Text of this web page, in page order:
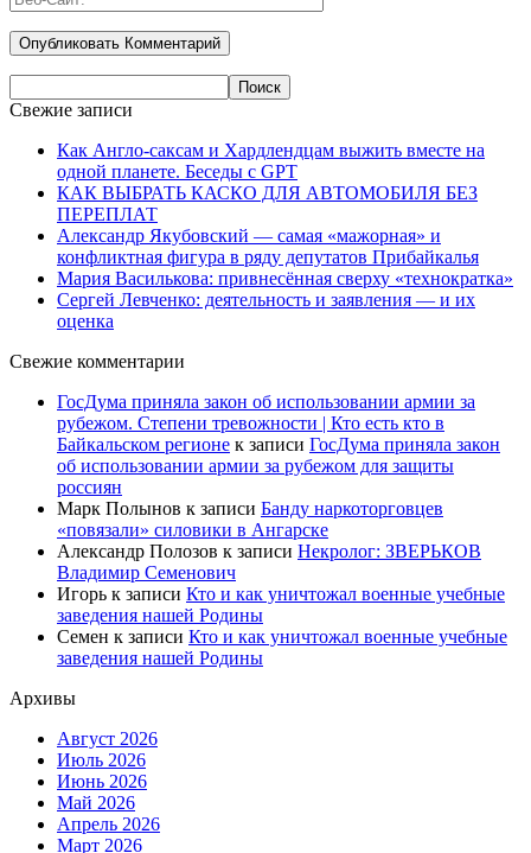
Свежие записи
Как Англо-саксам и Хардлендцам выжить вместе на
одной планете. Беседы с GPT
КАК ВЫБРАТЬ КАСКО ДЛЯ АВТОМОБИЛЯ БЕЗ
ПЕРЕПЛАТ
Александр Якубовский — самая «мажорная» и
конфликтная фигура в ряду депутатов Прибайкалья
Мария Василькова: привнесённая сверху «технократка»
Сергей Левченко: деятельность и заявления — и их
оценка
Свежие комментарии
ГосДума приняла закон об использовании армии за
рубежом. Степени тревожности | Кто есть кто в
Байкальском регионе к записи ГосДума приняла закон
об использовании армии за рубежом для защиты
россиян
Марк Полынов к записи Банду наркоторговцев
«повязали» силовики в Ангарске
Александр Полозов к записи Некролог: ЗВЕРЬКОВ
Владимир Семенович
Игорь к записи Кто и как уничтожал военные учебные
заведения нашей Родины
Семен к записи Кто и как уничтожал военные учебные
заведения нашей Родины
Архивы
Август 2026
Июль 2026
Июнь 2026
Май 2026
Апрель 2026
Март 2026